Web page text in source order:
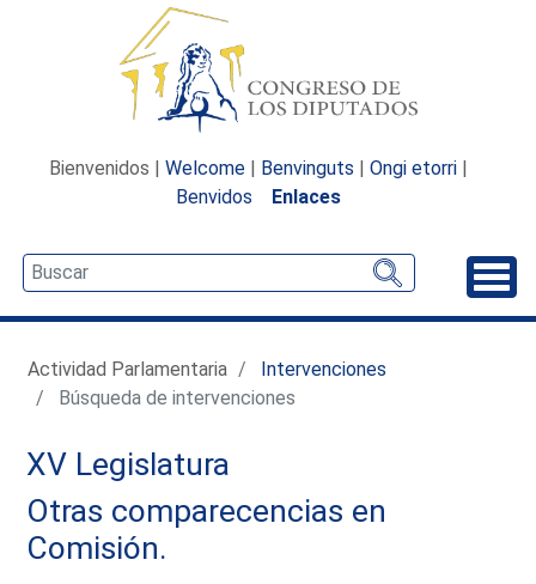
Bienvenidos | Welcome | Benvinguts | Ongi etorri |
Benvidos
Enlaces
Actividad Parlamentaria
Intervenciones
Búsqueda de intervenciones
XV Legislatura
Otras comparecencias en
Comisión.